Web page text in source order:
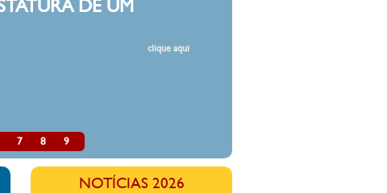
7 8 9
NOTÍCIAS 2026
A direita faz mal à educação do
país
03/07/2026